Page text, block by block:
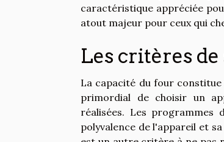
caractéristique appréciée
atout majeur pour ceux qui
Les critères
La capacité du four
primordial de choisir un
réalisées. Les programmes
polyvalence de l'appareil et